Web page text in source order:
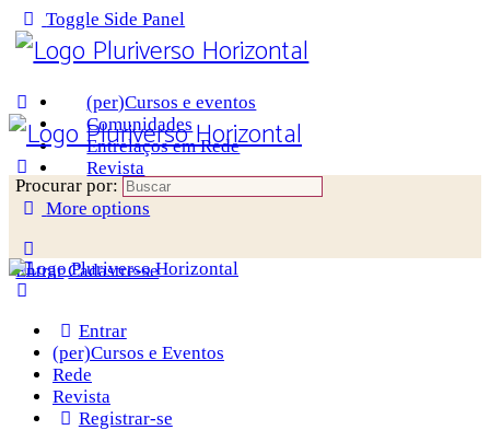
Toggle Side Panel
(per)Cursos e eventos
Comunidades
Entrelaços em Rede
Revista
More options
Entrar Cadastre-se
Procurar por:
Entrar
(per)Cursos e Eventos
Rede
Revista
Registrar-se